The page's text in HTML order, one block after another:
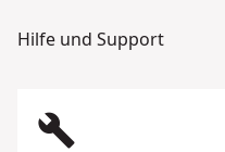
Hilfe und Support
build